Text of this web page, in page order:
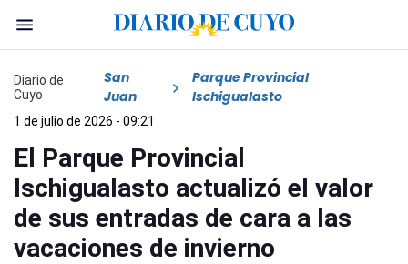
Diario de
Cuyo
San
Juan
Parque Provincial
Ischigualasto
1 de julio de 2026 - 09:21
El Parque Provincial
Ischigualasto actualizó el valor
de sus entradas de cara a las
vacaciones de invierno